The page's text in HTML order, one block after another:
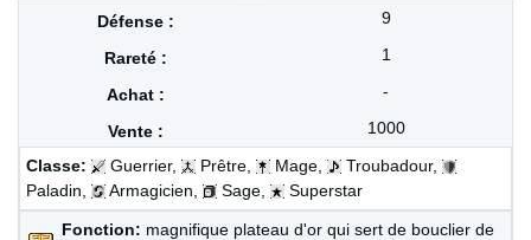
9
1
-
1000
Classe:
Guerrier, Prêtre, Mage,
Troubadour,
Paladin,
Armagicien, Sage, Superstar
Fonction: magnifique plateau d'or qui sert de bouclier de